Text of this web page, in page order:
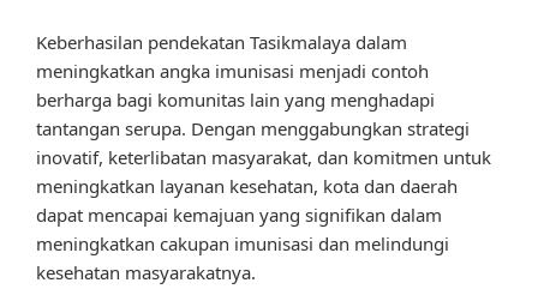
Keberhasilan pendekatan Tasikmalaya dalam
meningkatkan angka imunisasi menjadi contoh
berharga bagi komunitas lain yang menghadapi
tantangan serupa. Dengan menggabungkan strategi
inovatif, keterlibatan masyarakat, dan komitmen untuk
meningkatkan layanan kesehatan, kota dan daerah
dapat mencapai kemajuan yang signifikan dalam
meningkatkan cakupan imunisasi dan melindungi
kesehatan masyarakatnya.